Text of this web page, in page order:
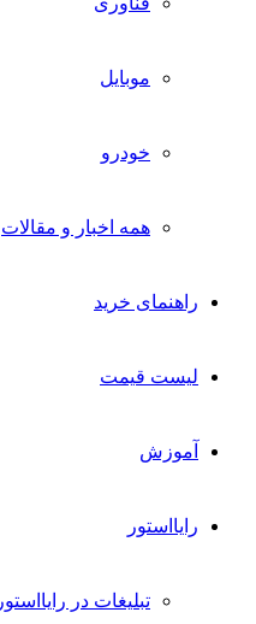
موبایل
خودرو
همه اخبار و مقالات
راهنمای خرید
لیست قیمت
آموزش
رایااستور
تبلیغات در رایااستور